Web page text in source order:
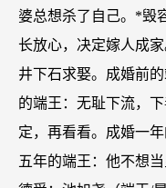
婆总想杀了自己。*毁
长放心，决定嫁人成
井下石求娶。成婚前
的端王：无耻下流，
定，再看看。成婚一
五年的端王：他不想